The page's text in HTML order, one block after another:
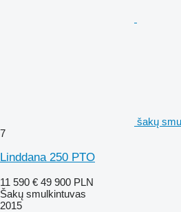
šakų
7
Linddana 250 PTO
11 590 € 49 900 PLN
Šakų smulkintuvas
2015